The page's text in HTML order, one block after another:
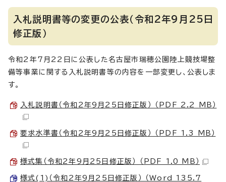
入札説明書等の変更の公表（令和2年9月25日
修正版）
令和2年7月22日に公表した名古屋市瑞穂公園陸上競技場整
備等事業に関する入札説明書等の内容を一部変更し、公表しま
す。
入札説明書（令和2年9月25日修正版） （PDF 2.2 MB）
要求水準書（令和2年9月25日修正版） （PDF 1.3 MB）
様式集（令和2年9月25日修正版） （PDF 1.0 MB）
様式(1)（令和2年9月25日修正版） （Word 135.7